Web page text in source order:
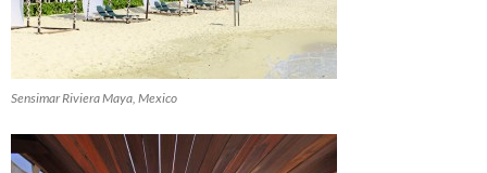
Sensimar Riviera Maya, Mexico